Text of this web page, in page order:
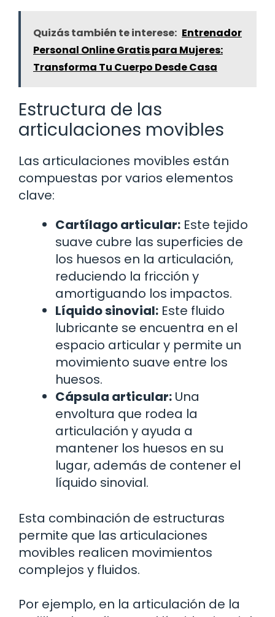
Quizás también te interese: Entrenador
Personal Online Gratis para Mujeres:
Transforma Tu Cuerpo Desde Casa
Estructura de las
articulaciones movibles
Las articulaciones movibles están
compuestas por varios elementos
clave:
Cartílago articular: Este tejido
suave cubre las superficies de
los huesos en la articulación,
reduciendo la fricción y
amortiguando los impactos.
Líquido sinovial: Este fluido
lubricante se encuentra en el
espacio articular y permite un
movimiento suave entre los
huesos.
Cápsula articular: Una
envoltura que rodea la
articulación y ayuda a
mantener los huesos en su
lugar, además de contener el
líquido sinovial.
Esta combinación de estructuras
permite que las articulaciones
movibles realicen movimientos
complejos y fluidos.
Por ejemplo, en la articulación de la